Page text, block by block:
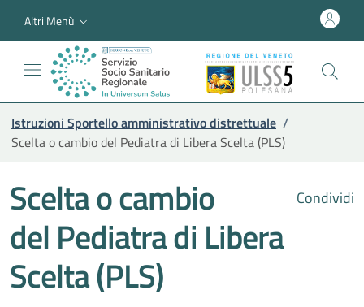
Altri Menù
Istruzioni Sportello amministrativo distrettuale /
Scelta o cambio del Pediatra di Libera Scelta (PLS)
Condividi
Scelta o cambio
del Pediatra di Libera
Scelta (PLS)